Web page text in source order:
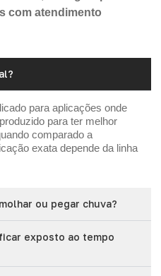
com atendimento
para aplicações onde
para ter melhor
comparado a
exata depende da linha
ou pegar chuva?
exposto ao tempo